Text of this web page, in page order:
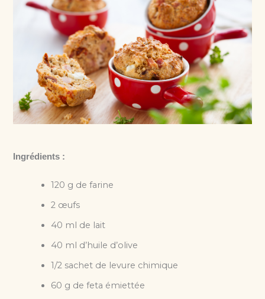
Ingrédients :
120 g de farine
2 œufs
40 ml de lait
40 ml d’huile d’olive
1/2 sachet de levure chimique
60 g de feta émiettée